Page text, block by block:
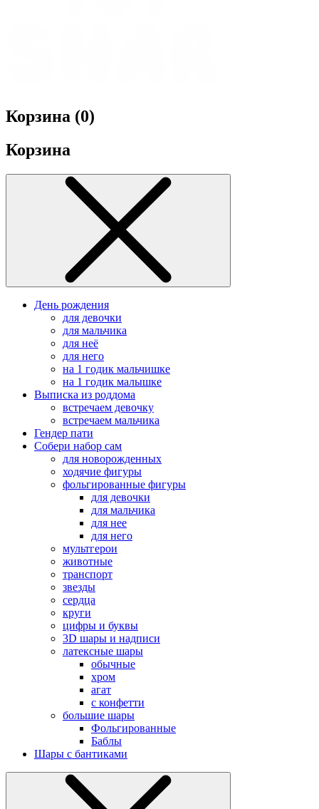
Корзина (0)
Корзина
День рождения
для девочки
для мальчика
для неё
для него
на 1 годик мальчишке
на 1 годик малышке
Выписка из роддома
встречаем девочку
встречаем мальчика
Гендер пати
Собери набор сам
для новорожденных
ходячие фигуры
фольгированные фигуры
для девочки
для мальчика
для нее
для него
мультгерои
животные
транспорт
звезды
сердца
круги
цифры и буквы
3D шары и надписи
латексные шары
обычные
хром
агат
с конфетти
большие шары
Фольгированные
Баблы
Шары с бантиками